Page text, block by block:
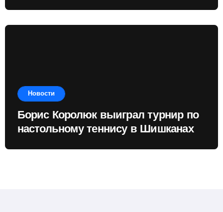
Новости
Борис Королюк выиграл турнир по
настольному теннису в Шишканах